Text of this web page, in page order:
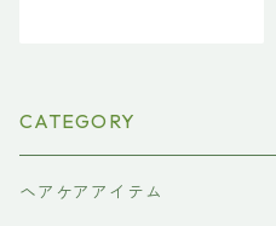
CATEGORY
ヘアケアアイテム